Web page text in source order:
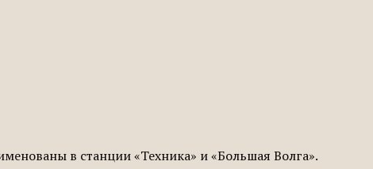
в станции «Техника» и «Большая Волга».